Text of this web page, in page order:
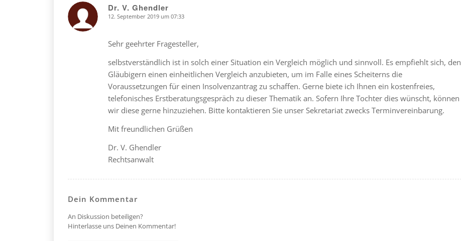
Dr. V. Ghendler
says: 12. September 2019 um 07:33
Sehr geehrter Fragesteller,
selbstverständlich ist in solch einer Situation ein Vergleich möglich und sinnvoll. Es empfiehlt sich, den
Gläubigern einen einheitlichen Vergleich anzubieten, um im Falle eines Scheiterns die
Voraussetzungen für einen Insolvenzantrag zu schaffen. Gerne biete ich Ihnen ein kostenfreies,
telefonisches Erstberatungsgespräch zu dieser Thematik an. Sofern Ihre Tochter dies wünscht, können
wir diese gerne hinzuziehen. Bitte kontaktieren Sie unser Sekretariat zwecks Terminvereinbarung.
Mit freundlichen Grüßen
Dr. V. Ghendler
Rechtsanwalt
Dein Kommentar
An Diskussion beteiligen?
Hinterlasse uns Deinen Kommentar!